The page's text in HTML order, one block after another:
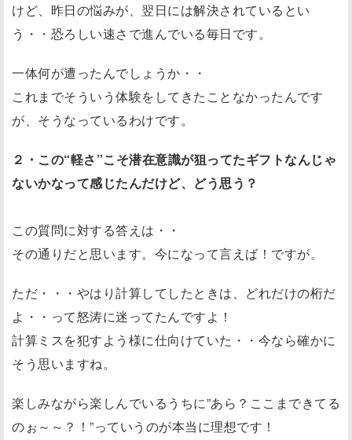
けど、昨日の悩みが、翌日には解決されているとい
う・・恐ろしい速さで進んでいる毎日です。
一体何が遭ったんでしょうか・・
これまでそういう体験をしてきたことなかったんです
が、そうなっているわけです。
２・この“軽さ”こそ潜在意識が狙ってたギフトなんじゃ
ないかなって感じたんだけど、どう思う？
この質問に対する答えは・・
その通りだと思います。今になって言えば！ですが。
ただ・・・やはり計算してしたときは、どれだけの桁だ
よ・・って怒涛に迷ってたんですよ！
計算ミスを犯すよう様に仕向けていた・・今なら確かに
そう思いますね。
楽しみながら楽しんでいるうちに”あら？ここまできてる
のぉ～～？！”っていうのが本当に理想です！